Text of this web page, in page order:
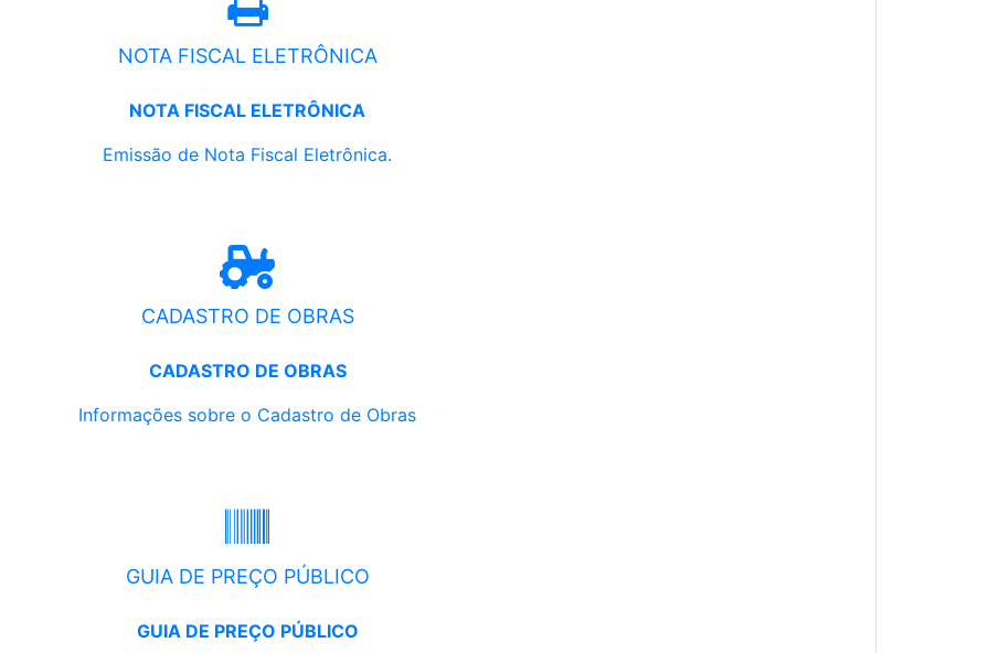
NOTA FISCAL ELETRÔNICA
NOTA FISCAL ELETRÔNICA
Emissão de Nota Fiscal Eletrônica.
CADASTRO DE OBRAS
CADASTRO DE OBRAS
Informações sobre o Cadastro de Obras
GUIA DE PREÇO PÚBLICO
GUIA DE PREÇO PÚBLICO